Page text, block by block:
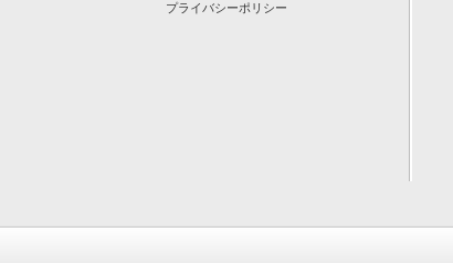
プライバシーポリシー